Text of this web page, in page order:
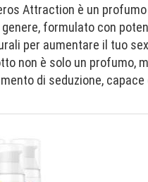
Attraction è un
formulato con
per aumentare il tuo
non è solo un profumo,
di seduzione,